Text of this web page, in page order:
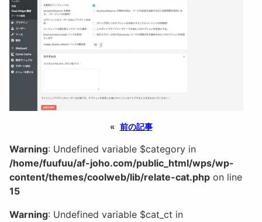
« 前の記事
Warning: Undefined variable $category in
/home/fuufuu/af-joho.com/public_html/wps/wp-
content/themes/coolweb/lib/relate-cat.php on line
15
Warning: Undefined variable $cat_ct in